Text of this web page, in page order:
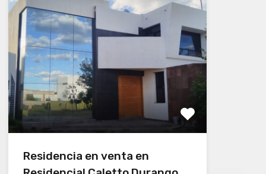
Residencia en venta en